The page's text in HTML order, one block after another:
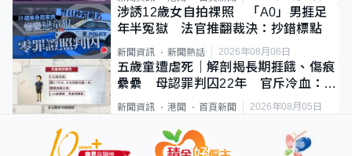
涉誘12歲女自拍祼照 「A0」男捱足
年半冤獄 法官推翻裁決：抄錯標點
新聞資訊 新聞熱話 2026年08月06日
五歲童遭虐死｜解剖揭長期捱餓、傷痕
纍纍 母認罪判囚22年 官斥冷血：同
類案最惡劣
新聞資訊 港聞 首頁新聞 2026年08月05日